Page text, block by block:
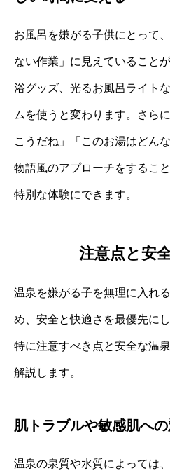
お風呂を嫌がる子供にとって
ない作業」に見えていること
浴グッズ、光るお風呂ライト
ムを使うと変わります。さら
こうだね」「このお湯はどん
物語風のアプローチをするこ
特別な体験にできます。
注意点と安
温泉を嫌がる子を無理に入れ
め、安全と快適さを最優先に
特に注意すべき点と安全な温
解説します。
肌トラブルや敏感肌へ
温泉の泉質や水質によっては